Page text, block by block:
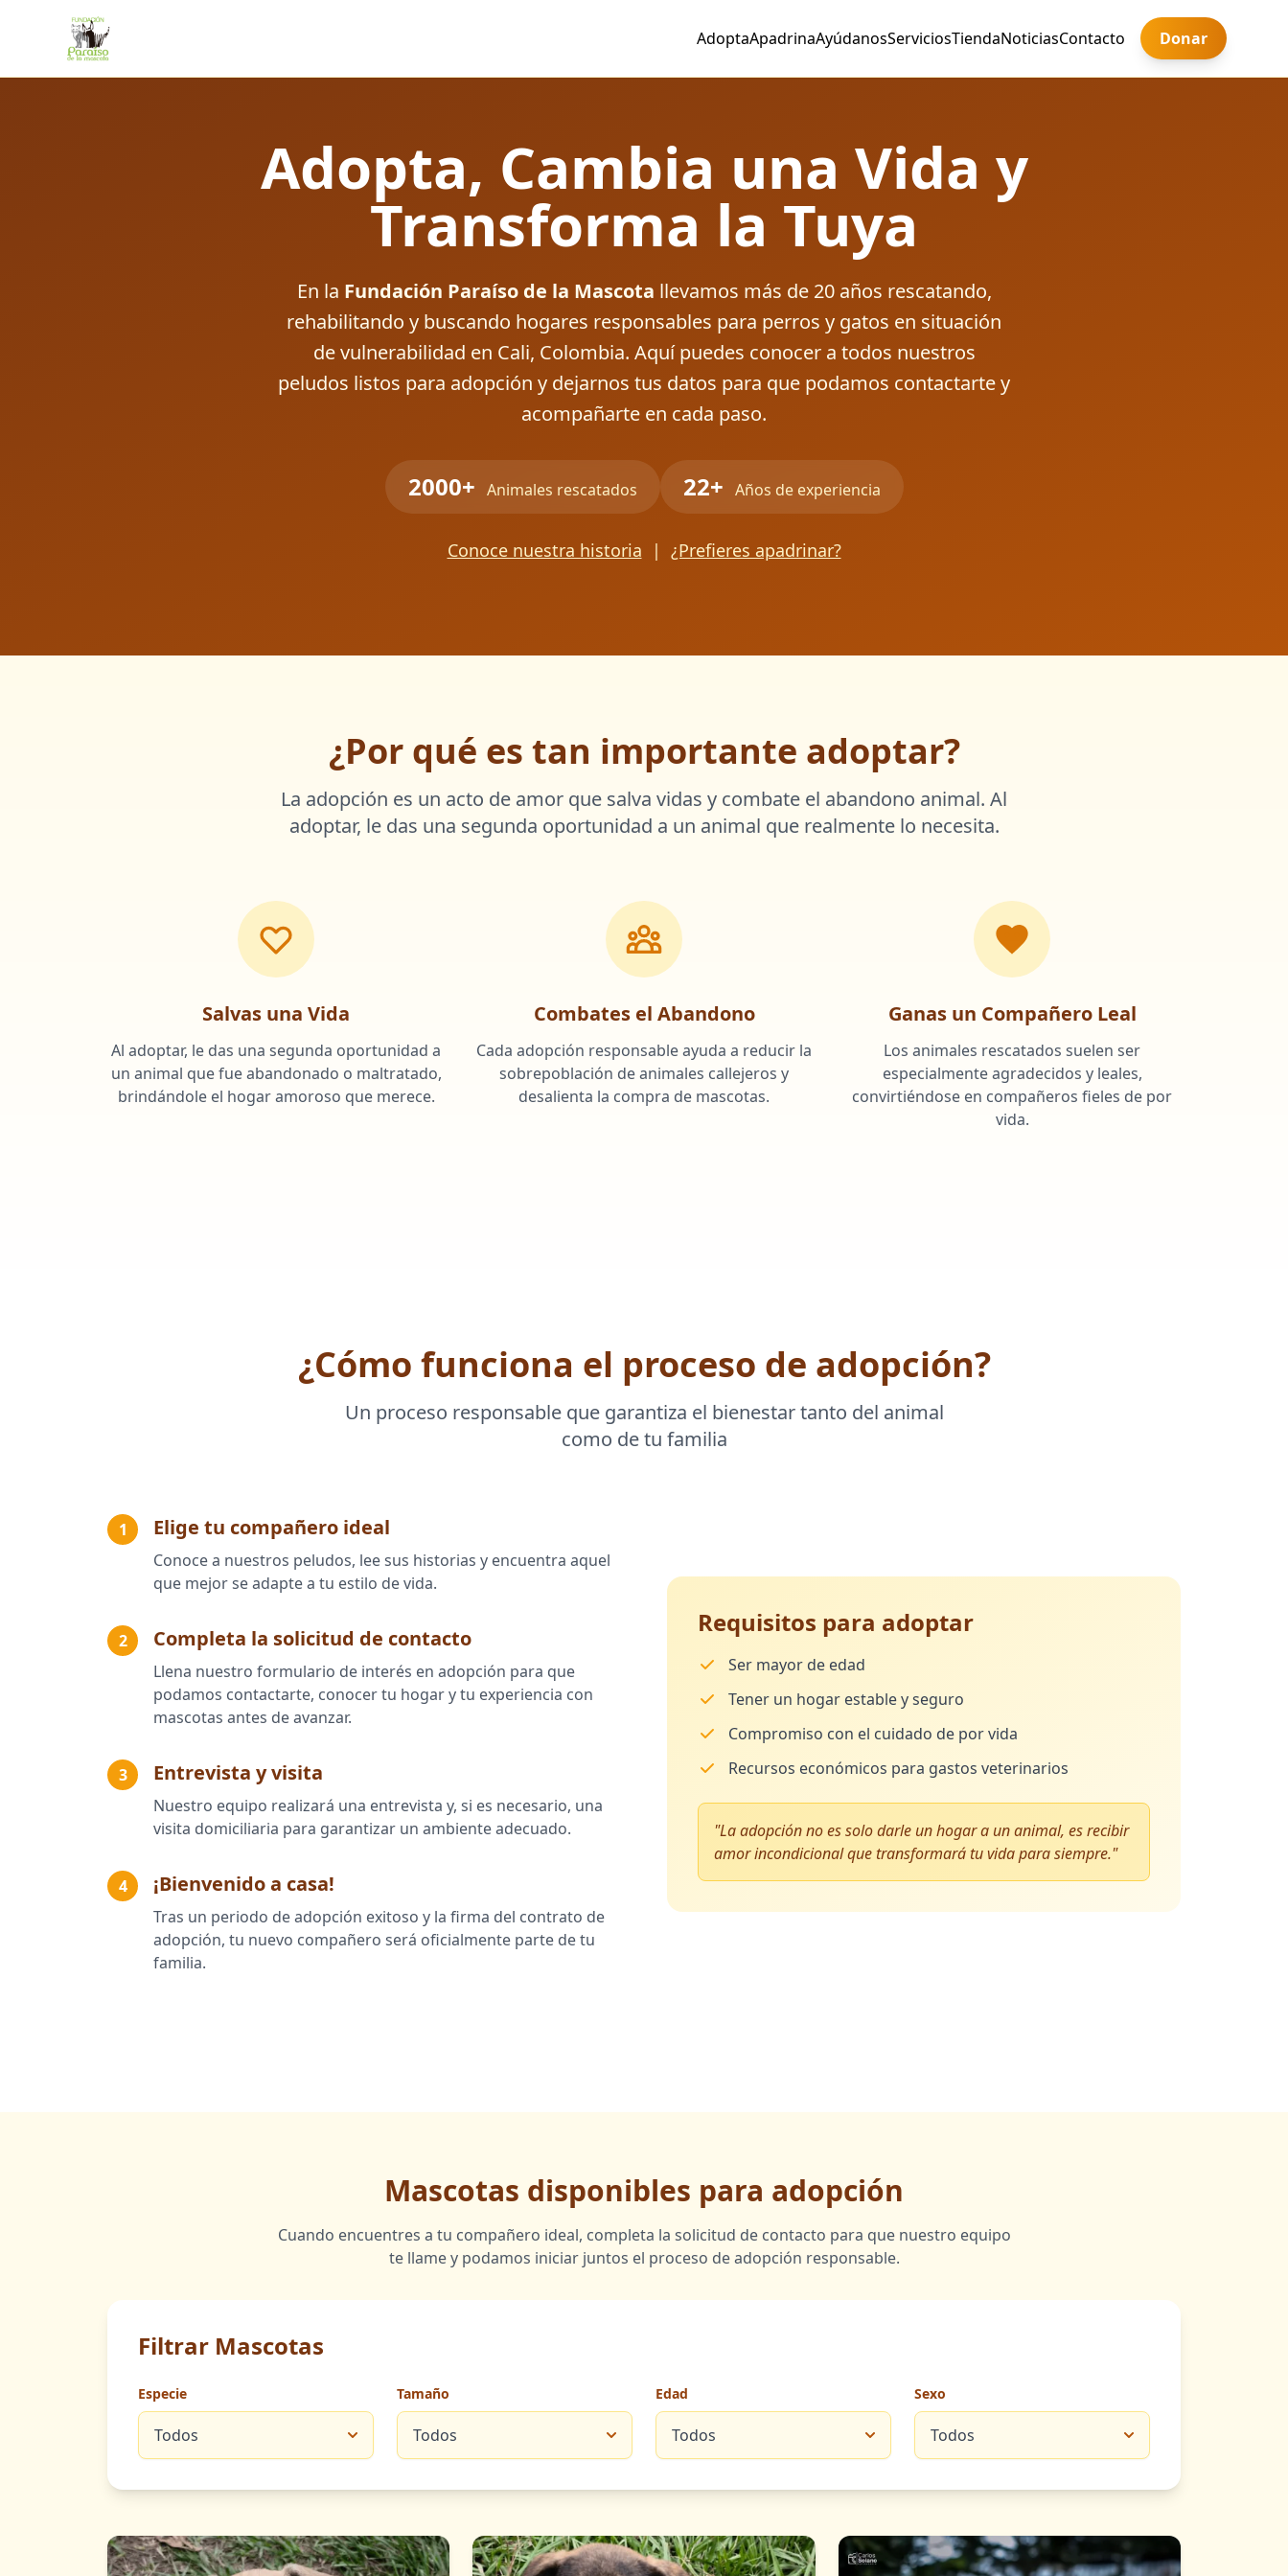
AdoptaApadrinaAyúdanosServiciosTiendaNoticiasContacto Donar
Adopta, Cambia una Vida y
Transforma la Tuya
En la Fundación Paraíso de la Mascota llevamos más de 20 años rescatando,
rehabilitando y buscando hogares responsables para perros y gatos en situación
de vulnerabilidad en Cali, Colombia. Aquí puedes conocer a todos nuestros
peludos listos para adopción y dejarnos tus datos para que podamos contactarte y
acompañarte en cada paso.
2000+ Animales rescatados 22+ Años de experiencia
Conoce nuestra historia | ¿Prefieres apadrinar?
¿Por qué es tan importante adoptar?
La adopción es un acto de amor que salva vidas y combate el abandono animal. Al
adoptar, le das una segunda oportunidad a un animal que realmente lo necesita.
Salvas una Vida
Al adoptar, le das una segunda oportunidad a
un animal que fue abandonado o maltratado,
brindándole el hogar amoroso que merece.
Combates el Abandono
Cada adopción responsable ayuda a reducir la
sobrepoblación de animales callejeros y
desalienta la compra de mascotas.
Ganas un Compañero Leal
Los animales rescatados suelen ser
especialmente agradecidos y leales,
convirtiéndose en compañeros fieles de por
vida.
¿Cómo funciona el proceso de adopción?
Un proceso responsable que garantiza el bienestar tanto del animal
como de tu familia
1 Elige tu compañero ideal
Conoce a nuestros peludos, lee sus historias y encuentra aquel
que mejor se adapte a tu estilo de vida.
2 Completa la solicitud de contacto
Llena nuestro formulario de interés en adopción para que
podamos contactarte, conocer tu hogar y tu experiencia con
mascotas antes de avanzar.
3 Entrevista y visita
Nuestro equipo realizará una entrevista y, si es necesario, una
visita domiciliaria para garantizar un ambiente adecuado.
4 ¡Bienvenido a casa!
Tras un periodo de adopción exitoso y la firma del contrato de
adopción, tu nuevo compañero será oficialmente parte de tu
familia.
Requisitos para adoptar
Ser mayor de edad
Tener un hogar estable y seguro
Compromiso con el cuidado de por vida
Recursos económicos para gastos veterinarios
"La adopción no es solo darle un hogar a un animal, es recibir
amor incondicional que transformará tu vida para siempre."
Mascotas disponibles para adopción
Cuando encuentres a tu compañero ideal, completa la solicitud de contacto para que nuestro equipo
te llame y podamos iniciar juntos el proceso de adopción responsable.
Filtrar Mascotas
Especie Tamaño Edad Sexo